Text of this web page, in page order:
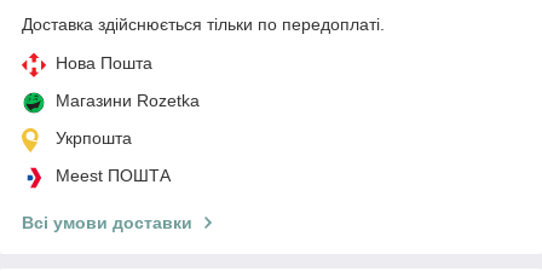
Доставка здійснюється тільки по передоплаті.
Нова Пошта
Магазини Rozetka
Укрпошта
Meest ПОШТА
Всі умови доставки